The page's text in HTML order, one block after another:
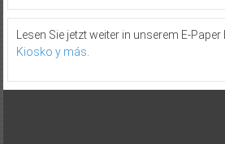
Lesen Sie jetzt weiter in unserem E-Paper
Kiosko y más.